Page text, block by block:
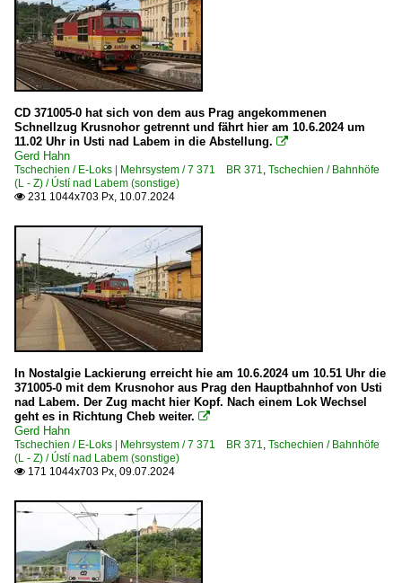
R langsame Schnellzüge
Strecken
Trať 010 Kolín – Česká Třebová
Trať 083 (Bad Schandau –) Dolní Žleb – Děčín h.n.
Trať 090 (Praha–) Kralupy nad Vltavou – Ústí nad Labem
Unternehmen
ČD Cargo a.s., Praha ·CDC·
České dráhy, a.s. ·ČD·
CD 371005-0 hat sich von dem aus Prag angekommenen
Schnellzug Krusnohor getrennt und fährt hier am 10.6.2024 um
11.02 Uhr in Usti nad Labem in die Abstellung. 
Gerd Hahn
Tschechien / E-Loks | Mehrsystem / 7 371 BR 371, Tschechien / Bahnhöfe
(L - Z) / Ústí nad Labem (sonstige)
 231 1044x703 Px, 10.07.2024
In Nostalgie Lackierung erreicht hie am 10.6.2024 um 10.51 Uhr die
371005-0 mit dem Krusnohor aus Prag den Hauptbahnhof von Usti
nad Labem. Der Zug macht hier Kopf. Nach einem Lok Wechsel
geht es in Richtung Cheb weiter. 
Gerd Hahn
Tschechien / E-Loks | Mehrsystem / 7 371 BR 371, Tschechien / Bahnhöfe
(L - Z) / Ústí nad Labem (sonstige)
 171 1044x703 Px, 09.07.2024